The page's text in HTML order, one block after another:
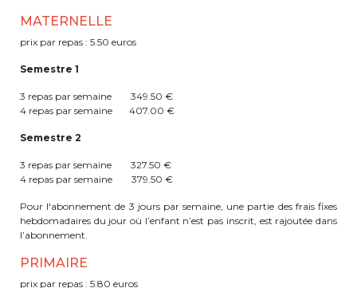
Activités périscolaires Berkendael
services.be
+32 (0)2 375 31 35
cesame@apeee-bxl1-services.be
MATERNELLE
prix par repas : 5.50 euros
Semestre 1
3 repas par semaine 349.50 €
4 repas par semaine 407.00 €
Semestre 2
3 repas par semaine 327.50 €
4 repas par semaine 379.50 €
Pour l'abonnement de 3 jours par semaine, une partie des frais fixes
hebdomadaires du jour où l’enfant n’est pas inscrit, est rajoutée dans
l’abonnement.
PRIMAIRE
prix par repas : 5.80 euros